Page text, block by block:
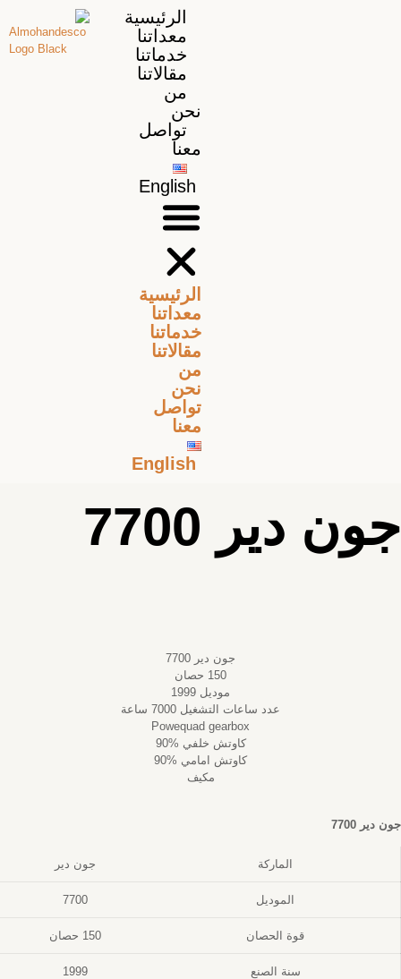
الرئيسية
معداتنا
خدماتنا
مقالاتنا
من
نحن
تواصل
معنا
English
الرئيسية
معداتنا
خدماتنا
مقالاتنا
من
نحن
تواصل
معنا
English
جون دير 7700
جون دير 7700
150 حصان
موديل 1999
عدد ساعات التشغيل 7000 ساعة
Powequad gearbox
كاوتش خلفي %90
كاوتش امامي %90
مكيف
جون دير 7700
الماركة جون دير
الموديل 7700
قوة الحصان 150 حصان
سنة الصنع 1999